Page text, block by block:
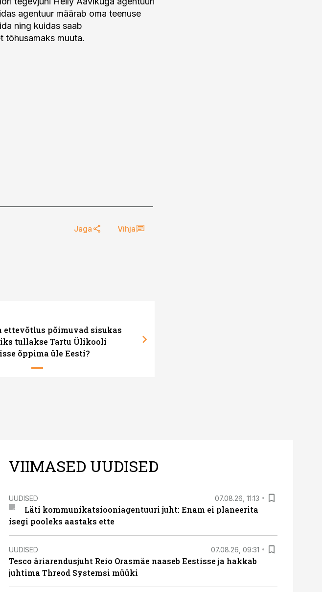
agentuur määrab oma teenuse
ning kuidas saab
tõhusamaks muuta.
Jaga Vihja
ettevõtlus põimuvad sisukas
tullakse Tartu Ülikooli
õppima üle Eesti?
VIIMASED UUDISED
UUDISED 07.08.26, 11:13
Läti kommunikatsiooniagentuuri juht: Enam ei planeerita
isegi pooleks aastaks ette
UUDISED 07.08.26, 09:31
Tesco äriarendusjuht Reio Orasmäe naaseb Eestisse ja hakkab
juhtima Threod Systemsi müüki